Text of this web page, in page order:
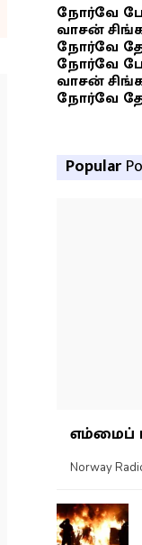
நோர்வே
வாசன்
நோர்வே
நோர்வே
வாசன்
நோர்வே
Popular
எம்மைப்
Norway